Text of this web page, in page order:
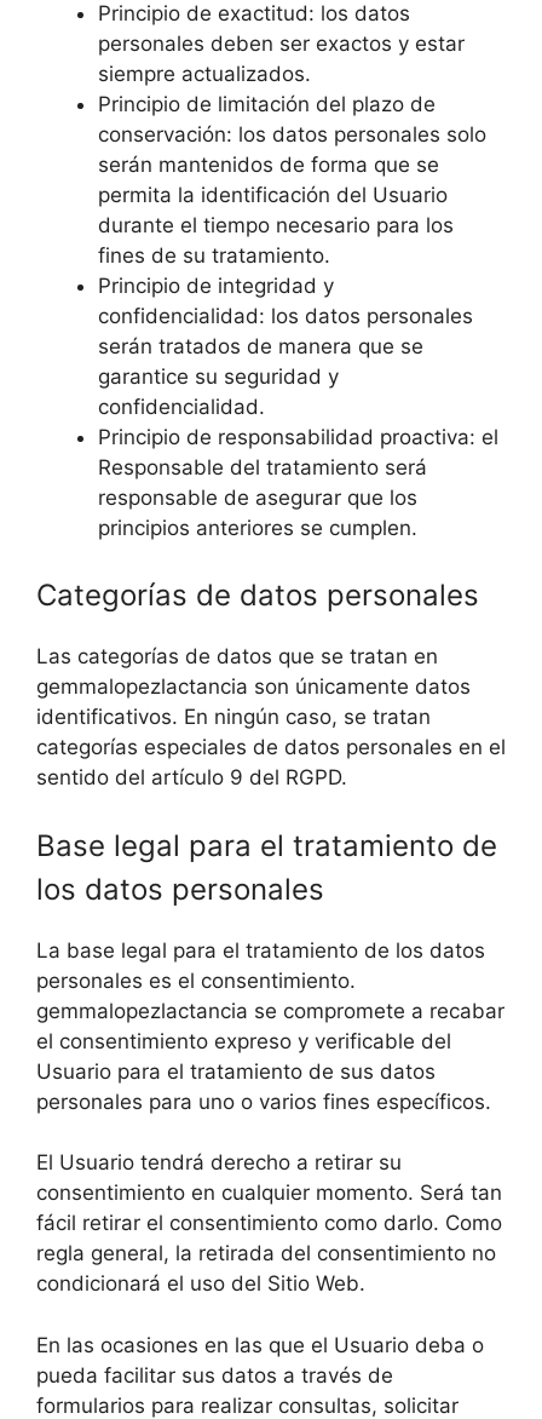
Principio de exactitud: los datos
personales deben ser exactos y estar
siempre actualizados.
Principio de limitación del plazo de
conservación: los datos personales solo
serán mantenidos de forma que se
permita la identificación del Usuario
durante el tiempo necesario para los
fines de su tratamiento.
Principio de integridad y
confidencialidad: los datos personales
serán tratados de manera que se
garantice su seguridad y
confidencialidad.
Principio de responsabilidad proactiva: el
Responsable del tratamiento será
responsable de asegurar que los
principios anteriores se cumplen.
Categorías de datos personales
Las categorías de datos que se tratan en
gemmalopezlactancia son únicamente datos
identificativos. En ningún caso, se tratan
categorías especiales de datos personales en el
sentido del artículo 9 del RGPD.
Base legal para el tratamiento de
los datos personales
La base legal para el tratamiento de los datos
personales es el consentimiento.
gemmalopezlactancia se compromete a recabar
el consentimiento expreso y verificable del
Usuario para el tratamiento de sus datos
personales para uno o varios fines específicos.
El Usuario tendrá derecho a retirar su
consentimiento en cualquier momento. Será tan
fácil retirar el consentimiento como darlo. Como
regla general, la retirada del consentimiento no
condicionará el uso del Sitio Web.
En las ocasiones en las que el Usuario deba o
pueda facilitar sus datos a través de
formularios para realizar consultas, solicitar